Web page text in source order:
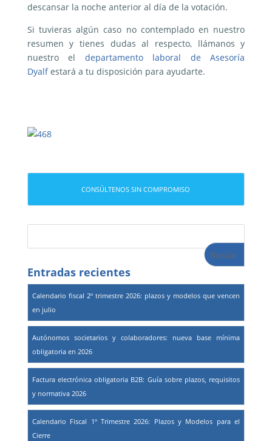
descansar la noche anterior al día de la votación.
Si tuvieras algún caso no contemplado en nuestro
resumen y tienes dudas al respecto, llámanos y
nuestro el departamento laboral de Asesoría
Dyalfestará a tu disposición para ayudarte.
CONSÚLTENOS SIN COMPROMISO
Entradas recientes
Calendario fiscal 2º trimestre 2026: plazos y modelos que vencen
en julio
Autónomos societarios y colaboradores: nueva base mínima
obligatoria en 2026
Factura electrónica obligatoria B2B: Guía sobre plazos, requisitos
y normativa 2026
Calendario Fiscal 1º Trimestre 2026: Plazos y Modelos para el
Cierre